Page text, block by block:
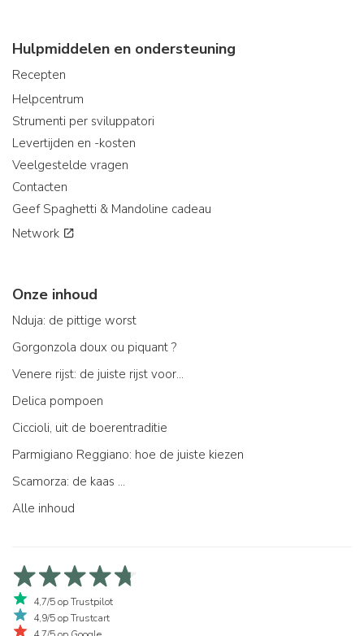
Hulpmiddelen en ondersteuning
Recepten
Helpcentrum
Strumenti per sviluppatori
Levertijden en -kosten
Veelgestelde vragen
Contacten
Geef Spaghetti & Mandoline cadeau
Network
Onze inhoud
Nduja: de pittige worst
Gorgonzola doux ou piquant ?
Venere rijst: de juiste rijst voor...
Delica pompoen
Ciccioli, uit de boerentraditie
Parmigiano Reggiano: hoe de juiste kiezen
Scamorza: de kaas ...
Alle inhoud
4,7/5 op Trustpilot
4,9/5 op Trustcart